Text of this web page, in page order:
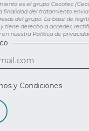
es el grupo Cecotec
finalidad del tratamiento
del grupo. La base de
tiene derecho a acceder,
en nuestra Política de
y Condiciones